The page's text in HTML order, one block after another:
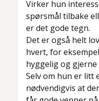
Virker hun
spørsmål tilbake
er det gode tegn.
Det er også helt
hvert, for
hyggelig og
Selv om hun er litt
nødvendigvis at